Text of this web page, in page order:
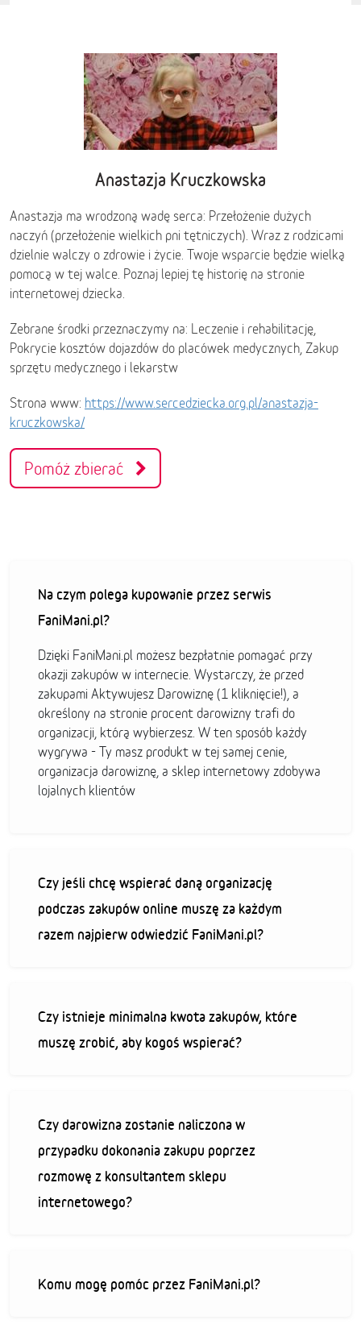
Anastazja Kruczkowska
Anastazja ma wrodzoną wadę serca: Przełożenie dużych
naczyń (przełożenie wielkich pni tętniczych). Wraz z rodzicami
dzielnie walczy o zdrowie i życie. Twoje wsparcie będzie wielką
pomocą w tej walce. Poznaj lepiej tę historię na stronie
internetowej dziecka.
Zebrane środki przeznaczymy na: Leczenie i rehabilitację,
Pokrycie kosztów dojazdów do placówek medycznych, Zakup
sprzętu medycznego i lekarstw
Strona www: https://www.sercedziecka.org.pl/anastazja-
kruczkowska/
Pomóż zbierać
Na czym polega kupowanie przez serwis
FaniMani.pl?
Dzięki FaniMani.pl możesz bezpłatnie pomagać przy
okazji zakupów w internecie. Wystarczy, że przed
zakupami Aktywujesz Darowiznę (1 kliknięcie!), a
określony na stronie procent darowizny trafi do
organizacji, którą wybierzesz. W ten sposób każdy
wygrywa - Ty masz produkt w tej samej cenie,
organizacja darowiznę, a sklep internetowy zdobywa
lojalnych klientów
Czy jeśli chcę wspierać daną organizację
podczas zakupów online muszę za każdym
razem najpierw odwiedzić FaniMani.pl?
Czy istnieje minimalna kwota zakupów, które
muszę zrobić, aby kogoś wspierać?
Czy darowizna zostanie naliczona w
przypadku dokonania zakupu poprzez
rozmowę z konsultantem sklepu
internetowego?
Komu mogę pomóc przez FaniMani.pl?